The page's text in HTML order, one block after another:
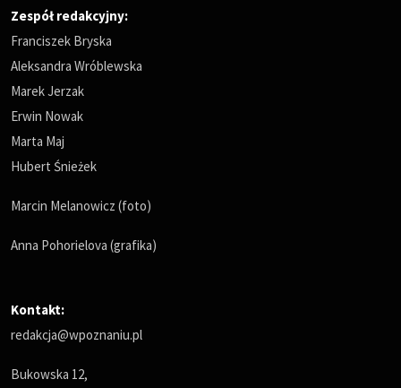
Zespół redakcyjny:
Franciszek Bryska
Aleksandra Wróblewska
Marek Jerzak
Erwin Nowak
Marta Maj
Hubert Śnieżek
Marcin Melanowicz (foto)
Anna Pohorielova (grafika)
Kontakt:
redakcja@wpoznaniu.pl
Bukowska 12,